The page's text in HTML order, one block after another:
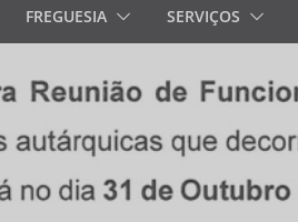
FREGUESIA SERVIÇOS